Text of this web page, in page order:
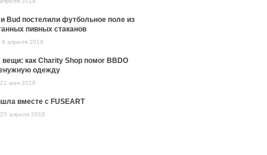
и Bud постелили футбольное поле из
пивных стаканов
8 апреля 2019
как Charity Shop помог BBDO
одежду
21 мая 2018
вместе с FUSEART
25 апреля 2018